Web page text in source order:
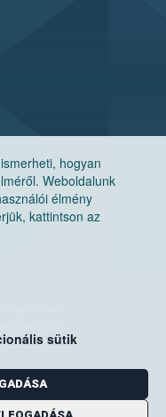
hogyan
Weboldalunk
élmény
kattintson az
sütik
Hivatal
Pf. 30.
244